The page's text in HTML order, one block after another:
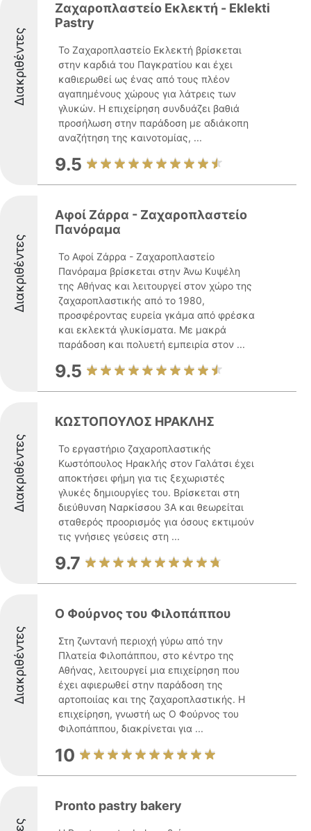
Διακριθέντες
Ζαχαροπλαστείο Εκλεκτή - Eklekti
Pastry
Το Ζαχαροπλαστείο Εκλεκτή βρίσκεται
στην καρδιά του Παγκρατίου και έχει
καθιερωθεί ως ένας από τους πλέον
αγαπημένους χώρους για λάτρεις των
γλυκών. Η επιχείρηση συνδυάζει βαθιά
προσήλωση στην παράδοση με αδιάκοπη
αναζήτηση της καινοτομίας, ...
9.5
Διακριθέντες
Αφοί Ζάρρα - Ζαχαροπλαστείο
Πανόραμα
Το Αφοί Ζάρρα - Ζαχαροπλαστείο
Πανόραμα βρίσκεται στην Άνω Κυψέλη
της Αθήνας και λειτουργεί στον χώρο της
ζαχαροπλαστικής από το 1980,
προσφέροντας ευρεία γκάμα από φρέσκα
και εκλεκτά γλυκίσματα. Με μακρά
παράδοση και πολυετή εμπειρία στον ...
9.5
Διακριθέντες
ΚΩΣΤΟΠΟΥΛΟΣ ΗΡΑΚΛΗΣ
Το εργαστήριο ζαχαροπλαστικής
Κωστόπουλος Ηρακλής στον Γαλάτσι έχει
αποκτήσει φήμη για τις ξεχωριστές
γλυκές δημιουργίες του. Βρίσκεται στη
διεύθυνση Ναρκίσσου 3Α και θεωρείται
σταθερός προορισμός για όσους εκτιμούν
τις γνήσιες γεύσεις στη ...
9.7
Διακριθέντες
Ο Φούρνος του Φιλοπάππου
Στη ζωντανή περιοχή γύρω από την
Πλατεία Φιλοπάππου, στο κέντρο της
Αθήνας, λειτουργεί μια επιχείρηση που
έχει αφιερωθεί στην παράδοση της
αρτοποιίας και της ζαχαροπλαστικής. Η
επιχείρηση, γνωστή ως Ο Φούρνος του
Φιλοπάππου, διακρίνεται για ...
10
Pronto pastry bakery